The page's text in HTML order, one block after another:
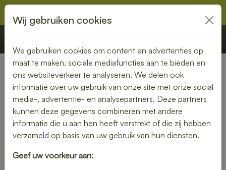
€ 0,00 Offerte Bestellen
Wij gebruiken cookies
We gebruiken cookies om content en advertenties op
maat te maken, sociale mediafuncties aan te bieden en
ons websiteverkeer te analyseren. We delen ook
informatie over uw gebruik van onze site met onze social
media-, advertentie- en analysepartners. Deze partners
kunnen deze gegevens combineren met andere
informatie die u aan hen heeft verstrekt of die zij hebben
verzameld op basis van uw gebruik van hun diensten.
Geef uw voorkeur aan: